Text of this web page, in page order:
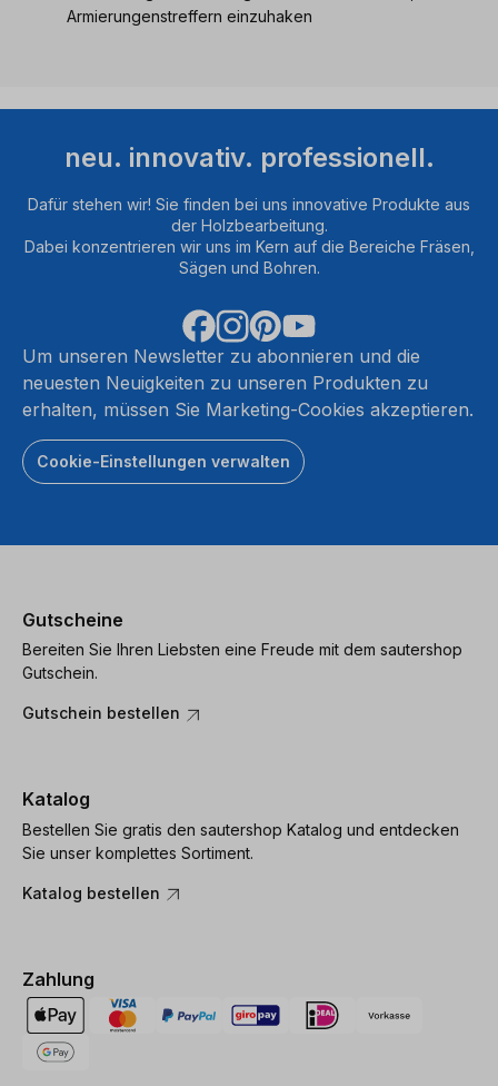
Armierungenstreffern einzuhaken
neu. innovativ. professionell.
Dafür stehen wir! Sie finden bei uns innovative Produkte aus
der Holzbearbeitung.
Dabei konzentrieren wir uns im Kern auf die Bereiche Fräsen,
Sägen und Bohren.
Um unseren Newsletter zu abonnieren und die
neuesten Neuigkeiten zu unseren Produkten zu
erhalten, müssen Sie Marketing-Cookies akzeptieren.
Cookie-Einstellungen verwalten
Gutscheine
Bereiten Sie Ihren Liebsten eine Freude mit dem sautershop
Gutschein.
Gutschein bestellen
Katalog
Bestellen Sie gratis den sautershop Katalog und entdecken
Sie unser komplettes Sortiment.
Katalog bestellen
Zahlung